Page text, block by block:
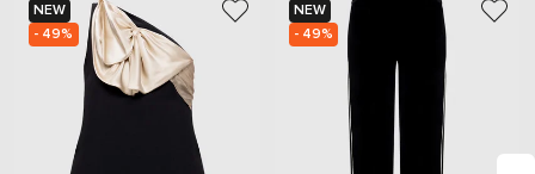
NEW
- 49%
NEW
- 49%